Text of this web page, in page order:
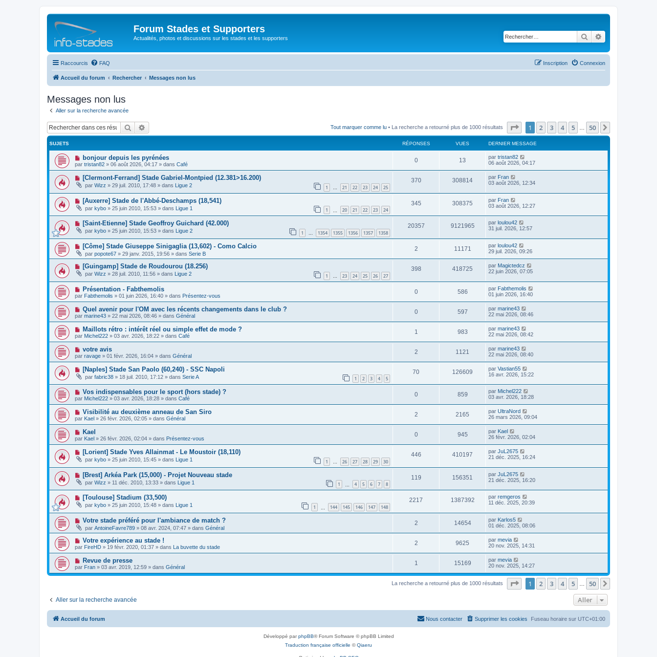
Forum Stades et Supporters
Actualités, photos et discussions sur les stades et les supporters Rechercher
Raccourcis FAQ Connexion
Inscription
Accueil du forum Rechercher Messages non lus
Messages non lus
Aller sur la recherche avancée
Rechercher Tout marquer comme lu • La recherche a retourné plus de 1000 résultats Page sur50
1 2 3 4 5 50
SUJETS RÉPONSES VUES DERNIER MESSAGE
N
o
u
v
a
m
e
s
s
a
g
e
bonjour depuis les pyrénées
par tristan82 » 06 août 2026, 04:17 » dans Café
0 13 par tristan82
06 août 2026, 04:17
N
o
u
v
e
a
u
m
s
s
a
e
[Clermont-Ferrand] Stade Gabriel-Montpied (12.381>16.200)
par Wizz » 29 juil. 2010, 17:48 » dans Ligue 2 1 … 21 22 23 24 25
370 308814 par Fran
03 août 2026, 12:34
N
o
u
v
a
u
m
s
s
a
g
e
[Auxerre] Stade de l'Abbé-Deschamps (18,541)
par kybo » 25 juin 2010, 15:53 » dans Ligue 1 1 20 21 22 23 24
345 308375 par Fran
03 août 2026, 12:27
N
o
u
v
a
u
m
e
s
s
a
g
e
[Saint-Etienne] Stade Geoffroy Guichard (42.000)
par kybo » 25 juin 2010, 15:53 » dans Ligue 2 1 … 1354 1355 1356 1357 1358
20357 9121965 par loulou42
31 juil. 2026, 12:57
N
o
u
v
a
m
e
s
s
a
g
e
[Côme] Stade Giuseppe Sinigaglia (13,602) - Como Calcio
par popote67 » 29 janv. 2015, 19:56 » dans Serie B
2 11171 par loulou42
29 juil. 2026, 09:26
N
o
u
v
e
a
m
e
s
s
g
e
[Guingamp] Stade de Roudourou (18.256)
par Wizz » 28 juil. 2010, 11:56 » dans Ligue 2 1 … 23 24 25 26 27
398 418725 par Magictedcz
22 juin 2026, 07:05
N
o
u
e
a
u
m
e
s
a
g
e
Présentation - Fabthemolis
par Fabthemolis » 01 juin 2026, 16:40 » dans Présentez-vous
0 586 par Fabthemolis
01 juin 2026, 16:40
N
o
u
v
e
a
u
m
e
s
s
a
g
e
Quel avenir pour l'OM avec les récents changements dans le club ?
par marine43 » 22 mai 2026, 08:46 » dans Général
0 597 par marine43
22 mai 2026, 08:46
N
o
u
e
a
u
m
e
s
s
a
g
e
Maillots rétro : intérêt réel ou simple effet de mode ?
par Michel222 » 03 avr. 2026, 18:22 » dans Café
1 983 par marine43
22 mai 2026, 08:42
N
o
u
v
a
u
m
s
s
a
g
e
votre avis
par ravage » 01 févr. 2026, 16:04 » dans Général
2 1121 par marine43
22 mai 2026, 08:40
N
o
u
v
e
a
u
m
s
s
g
e
[Naples] Stade San Paolo (60,240) - SSC Napoli
par fabric38 » 18 juil. 2010, 17:12 » dans Serie A 1 2 3 4 5
70 126609 par Vastian55
16 avr. 2026, 15:22
N
o
v
a
u
m
e
s
s
a
g
e
Vos indispensables pour le sport (hors stade) ?
par Michel222 » 03 avr. 2026, 18:28 » dans Café
0 859 par Michel222
03 avr. 2026, 18:28
N
o
v
e
a
u
m
e
s
s
g
Visibilité au deuxième anneau de San Siro
par Kael » 26 févr. 2026, 02:05 » dans Général
2 2165 par UltraNord
26 mars 2026, 09:04
N
o
v
a
m
e
s
s
a
g
e
Kael
par Kael » 26 févr. 2026, 02:04 » dans Présentez-vous
0 945 par Kael
26 févr. 2026, 02:04
N
o
u
v
a
u
m
s
a
g
e
[Lorient] Stade Yves Allainmat - Le Moustoir (18,110)
par kybo » 25 juin 2010, 15:45 » dans Ligue 1 1 … 26 27 28 29 30
446 410197 par JuL2675
21 déc. 2025, 16:24
N
o
u
v
a
u
m
e
s
s
a
e
[Brest] Arkéa Park (15,000) - Projet Nouveau stade
par Wizz » 11 déc. 2010, 13:33 » dans Ligue 1 1 4 5 6 7 8
119 156351 par JuL2675
21 déc. 2025, 16:20
N
o
u
v
e
a
u
m
s
s
g
e
[Toulouse] Stadium (33,500)
par kybo » 25 juin 2010, 15:48 » dans Ligue 1 1 144 145 146 147 148
2217 1387392 par remgeros
11 déc. 2025, 20:39
N
u
v
a
u
m
e
s
s
Votre stade préféré pour l'ambiance de match ?
par AntoineFavre789 » 08 avr. 2024, 07:47 » dans Général
2 14654 par Karlos5
01 déc. 2025, 08:06
N
o
u
v
e
a
u
s
a
g
Votre expérience au stade !
par FireHD » 19 févr. 2020, 01:37 » dans La buvette du stade
2 9625 par mevia
20 nov. 2025, 14:31
N
o
u
v
m
s
s
Revue de presse
par Fran » 03 avr. 2019, 12:59 » dans Général
1 15169 par mevia
20 nov. 2025, 14:27
La recherche a retourné plus de 1000 résultats Page sur50
1 2 3 4 5 50
Aller sur la recherche avancée Aller
Accueil du forum Fuseau horaire sur UTC+01:00
Supprimer les cookies
Nous contacter
Développé parphpBB® Forum Software © phpBB Limited
Traduction française officielle ©Qiaeru